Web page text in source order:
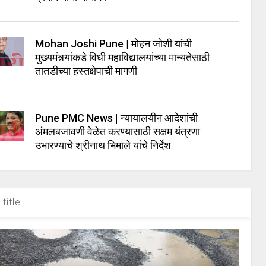
Mohan Joshi Pune | मोहन जोशी यांची
मुख्यमंत्र्यांकडे विधी महाविद्यालयांच्या मान्यतेसाठी
तातडीच्या हस्तक्षेपाची मागणी
Pune PMC News | न्यायालयीन आदेशांची
अंमलबजावणी वेळेत करण्यासाठी सक्षम यंत्रणा
उभारण्याचे श्रीनाथ भिमाले यांचे निर्देश